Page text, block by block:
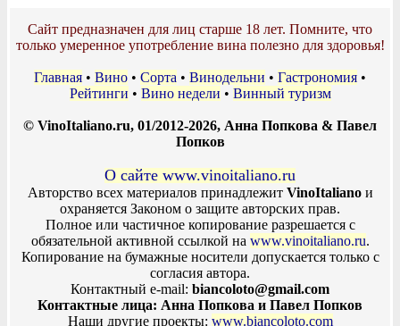
Сайт предназначен для лиц старше 18 лет. Помните, что
только умеренное употребление вина полезно для здоровья!
Главная • Вино • Сорта • Винодельни • Гастрономия •
Рейтинги • Вино недели • Винный туризм
© VinoItaliano.ru, 01/2012-2026, Анна Попкова & Павел
Попков
О сайте www.vinoitaliano.ru
Авторство всех материалов принадлежит VinoItalianoи
охраняется Законом о защите авторских прав.
Полное или частичное копирование разрешается с
обязательной активной ссылкой на www.vinoitaliano.ru.
Копирование на бумажные носители допускается только с
согласия автора.
Контактный e-mail: biancoloto@gmail.com
Контактные лица: Анна Попкова и Павел Попков
Наши другие проекты: www.biancoloto.com